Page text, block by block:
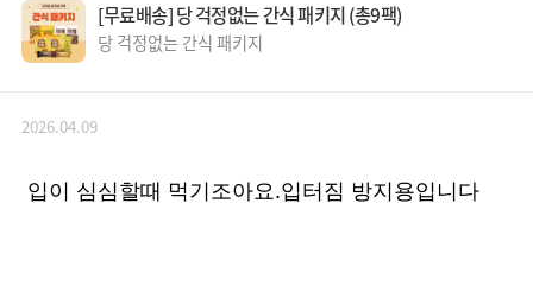
[무료배송] 당 걱정없는 간식 패키지 (총9팩)
당 걱정없는 간식 패키지
2026.04.09
입이 심심할때 먹기조아요.입터짐 방지용입니다